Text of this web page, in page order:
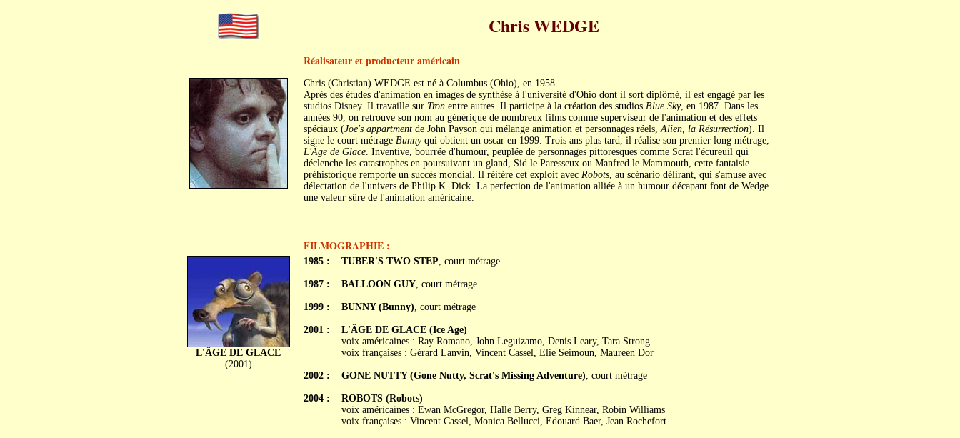
Chris WEDGE
Réalisateur et producteur américain
Chris (Christian) WEDGE est né à Columbus (Ohio), en 1958.
Après des études d'animation en images de synthèse à l'université d'Ohio dont il sort diplômé, il est engagé par les
studios Disney. Il travaille sur Tronentre autres. Il participe à la création des studios Blue Sky, en 1987. Dans les
années 90, on retrouve son nom au générique de nombreux films comme superviseur de l'animation et des effets
spéciaux (Joe's appartmentde John Payson qui mélange animation et personnages réels,Alien, la Résurrection). Il
signe le court métrage Bunnyqui obtient un oscar en 1999. Trois ans plus tard, il réalise son premier long métrage,
L'Âge de Glace. Inventive, bourrée d'humour, peuplée de personnages pittoresques comme Scrat l'écureuil qui
déclenche les catastrophes en poursuivant un gland, Sid le Paresseux ou Manfred le Mammouth, cette fantaisie
préhistorique remporte un succès mondial. Il réitére cet exploit avec Robots, au scénario délirant, qui s'amuse avec
délectation de l'univers de Philip K. Dick. La perfection de l'animation alliée à un humour décapant font de Wedge
une valeur sûre de l'animation américaine.
FILMOGRAPHIE :
L'ÂGE DE GLACE
(2001)
1985 :
1987 :
1999 :
2001 :
2002 :
2004 :
TUBER'S TWO STEP, court métrage
BALLOON GUY, court métrage
BUNNY (Bunny), court métrage
L'ÂGE DE GLACE (Ice Age)
voix américaines : Ray Romano, John Leguizamo, Denis Leary, Tara Strong
voix françaises : Gérard Lanvin, Vincent Cassel, Elie Seimoun, Maureen Dor
GONE NUTTY (Gone Nutty, Scrat's Missing Adventure), court métrage
ROBOTS (Robots)
voix américaines : Ewan McGregor, Halle Berry, Greg Kinnear, Robin Williams
voix françaises : Vincent Cassel, Monica Bellucci, Edouard Baer, Jean Rochefort